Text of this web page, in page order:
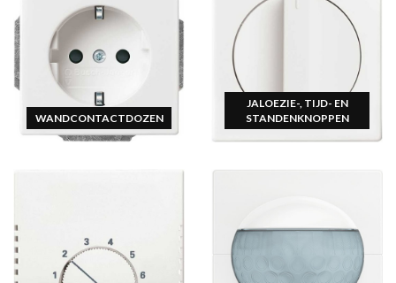
WANDCONTACTDOZEN
JALOEZIE-, TIJD- EN
STANDENKNOPPEN